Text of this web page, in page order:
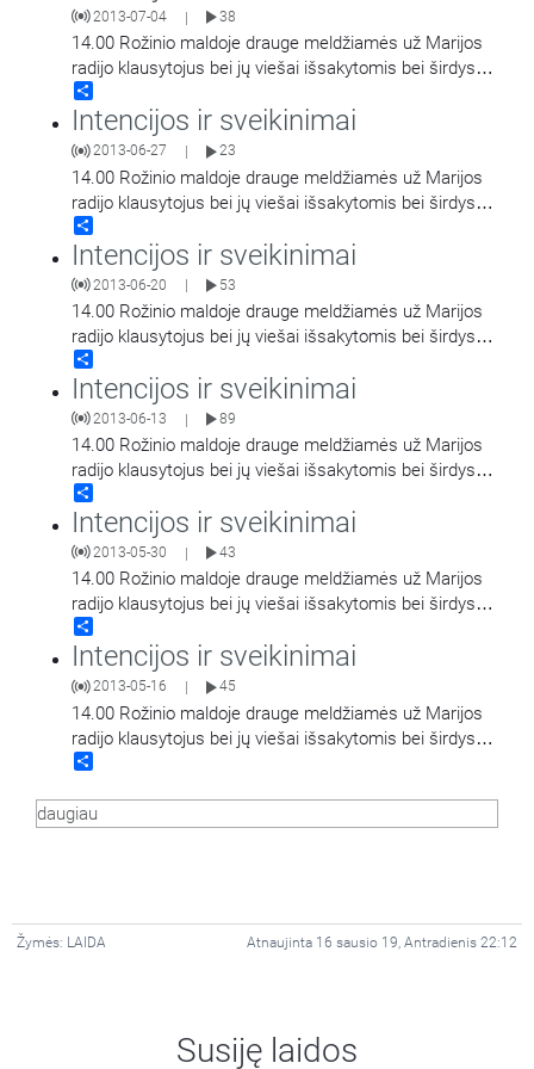
2013-07-04 | 38
14.00 Rožinio maldoje drauge meldžiamės už Marijos
radijo klausytojus bei jų viešai išsakytomis bei širdyse
saugomomis intencijomis.
Intencijos ir sveikinimai
2013-06-27 23
14.00 Rožinio maldoje drauge meldžiamės už Marijos
radijo klausytojus bei jų viešai išsakytomis bei širdyse
saugomomis intencijomis.
Intencijos ir sveikinimai
2013-06-20 53
14.00 Rožinio maldoje drauge meldžiamės už Marijos
radijo klausytojus bei jų viešai išsakytomis bei širdyse
saugomomis intencijomis.
Intencijos ir sveikinimai
2013-06-13 | 89
14.00 Rožinio maldoje drauge meldžiamės už Marijos
radijo klausytojus bei jų viešai išsakytomis bei širdyse
saugomomis intencijomis.
Intencijos ir sveikinimai
2013-05-30 | 43
14.00 Rožinio maldoje drauge meldžiamės už Marijos
radijo klausytojus bei jų viešai išsakytomis bei širdyse
saugomomis intencijomis.
Intencijos ir sveikinimai
2013-05-16 45
14.00 Rožinio maldoje drauge meldžiamės už Marijos
radijo klausytojus bei jų viešai išsakytomis bei širdyse
saugomomis intencijomis.
daugiau
Žymės: LAIDA Atnaujinta 16 sausio 19, Antradienis 22:12
Susiję laidos